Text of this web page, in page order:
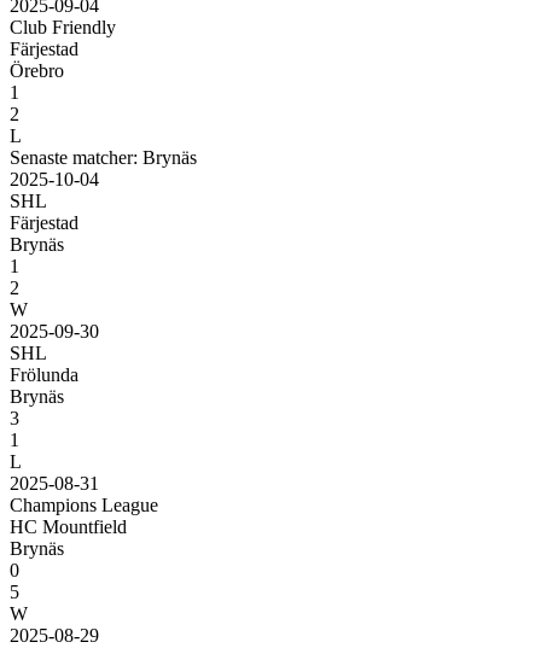
2025-09-04
Club Friendly
Färjestad
Örebro
1
2
L
Senaste matcher: Brynäs
2025-10-04
SHL
Färjestad
Brynäs
1
2
W
2025-09-30
SHL
Frölunda
Brynäs
3
1
L
2025-08-31
Champions League
HC Mountfield
Brynäs
0
5
W
2025-08-29